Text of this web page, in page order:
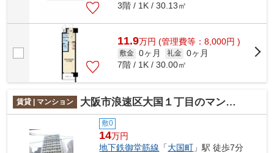
3階 / 1K / 30.13㎡
11.9万円 (管理費等：8,000円 )
敷金 0ヶ月 礼金 0ヶ月
7階 / 1K / 30.00㎡
賃貸 | マンション 大阪市浪速区大国１丁目のマンション
敷0
14万円
地下鉄御堂筋線 「大国町 」駅 徒歩7分